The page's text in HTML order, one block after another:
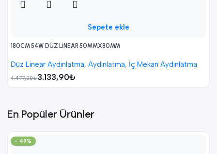
Sepete ekle
180CM 54W DÜZ LİNEAR 50MMX80MM
Düz Linear Aydınlatma, Aydınlatma, İç Mekan Aydınlatma
4.477,00₺3.133,90₺
En Popüler Ürünler
- 49%